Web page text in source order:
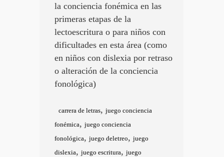
la conciencia fonémica en las
primeras etapas de la
lectoescritura o para niños con
dificultades en esta área (como
en niños con dislexia por retraso
o alteración de la conciencia
fonológica)
carrera de letras, juego conciencia
fonémica, juego conciencia
fonológica, juego deletreo, juego
dislexia, juego escritura, juego